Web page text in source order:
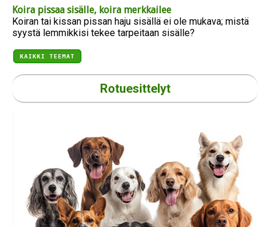
Koira pissaa sisälle, koira merkkailee
Koiran tai kissan pissan haju sisällä ei ole mukava; mistä
syystä lemmikkisi tekee tarpeitaan sisälle?
KAIKKI TEEMAT
Rotuesittelyt